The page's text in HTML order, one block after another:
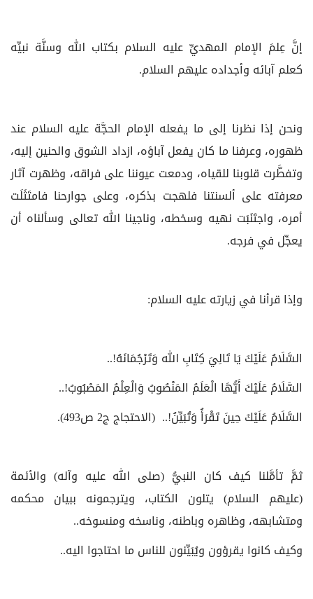
إنَّ عِلمَ الإمام المهديِّ عليه السلام بكتاب الله وسنَّة نبيِّه
كعلم آبائه وأجداده عليهم السلام.
ونحن إذا نظرنا إلى ما يفعله الإمام الحجَّة عليه السلام عند
ظهوره، وعرفنا ما كان يفعل آباؤه، ازداد الشوق والحنين إليه،
وتفطَّرت قلوبنا للقياه، ودمعت عيوننا على فراقه، وظهرت آثار
معرفته على ألسنتنا فلهجت بذكره، وعلى جوارحنا فامتَثَلَت
أمره، واجتَنَبَت نهيه وسخطه، وناجينا الله تعالى وسألناه أن
يعجِّل في فرجه.
وإذا قرأنا في زيارته عليه السلام:
السَّلَامُ عَلَيْكَ يَا تَالِيَ كِتَابِ الله وَتَرْجُمَانَهُ!..
السَّلَامُ عَلَيْكَ أَيُّهَا الْعَلَمُ المَنْصُوبُ وَالْعِلْمُ المَصْبُوبُ!..
السَّلَامُ عَلَيْكَ حِينَ تَقْرَأُ وَتُبَيِّنُ!.. (الاحتجاج ج2 ص493).
ثمَّ تأمَّلنا كيف كان النبيُّ (صلى الله عليه وآله) والأئمة
(عليهم السلام) يتلون الكتاب، ويترجمونه ببيان محكمه
ومتشابهه، وظاهره وباطنه، وناسخه ومنسوخه..
وكيف كانوا يقرؤون ويُبَيِّنون للناس ما احتاجوا اليه..